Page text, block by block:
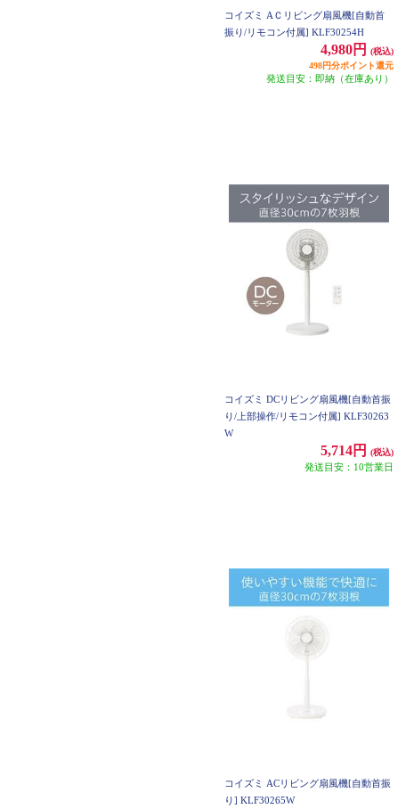
コイズミ AＣリビング扇風機[自動首
振り/リモコン付属] KLF30254H
4,980円
(税込)
498円分ポイント還元
発送目安：即納（在庫あり）
コイズミ DCリビング扇風機[自動首振
り/上部操作/リモコン付属] KLF30263
W
5,714円 (税込)
発送目安：10営業日
コイズミ ACリビング扇風機[自動首振
り] KLF30265W